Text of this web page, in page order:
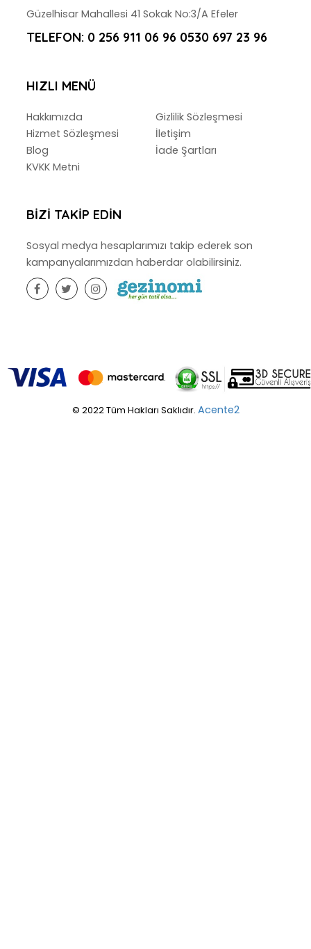
Güzelhisar Mahallesi 41 Sokak No:3/A Efeler
TELEFON: 0 256 911 06 96 0530 697 23 96
HIZLI MENÜ
Hakkımızda
Gizlilik Sözleşmesi
Hizmet Sözleşmesi
İletişim
Blog
İade Şartları
KVKK Metni
BIZI TAKIP EDIN
Sosyal medya hesaplarımızı takip ederek son
kampanyalarımızdan haberdar olabilirsiniz.
© 2022 Tüm Hakları Saklıdır. Acente2